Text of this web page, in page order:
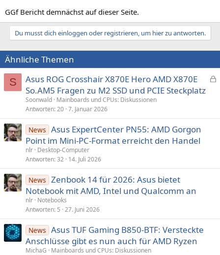
GGf Bericht demnächst auf dieser Seite.
Du musst dich einloggen oder registrieren, um hier zu antworten.
Ähnliche Themen
S
e
Asus ROG Crosshair X870E Hero AMD X870E
So.AM5 Fragen zu M2 SSD und PCIE Steckplatz
Soonwald Mainboards und CPUs: Diskussionen
Antworten 20 7. Januar 2026
News Asus ExpertCenter PN55: AMD Gorgon
Point im Mini-PC-Format erreicht den Handel
nlr Desktop-Computer
Antworten 32 14. Juli 2026
News Zenbook 14 für 2026: Asus bietet
Notebook mit AMD, Intel und Qualcomm an
nlr Notebooks
Antworten 5 27. Juni 2026
News Asus TUF Gaming B850-BTF: Versteckte
Anschlüsse gibt es nun auch für AMD Ryzen
MichaG
Mainboards und CPUs: Diskussionen